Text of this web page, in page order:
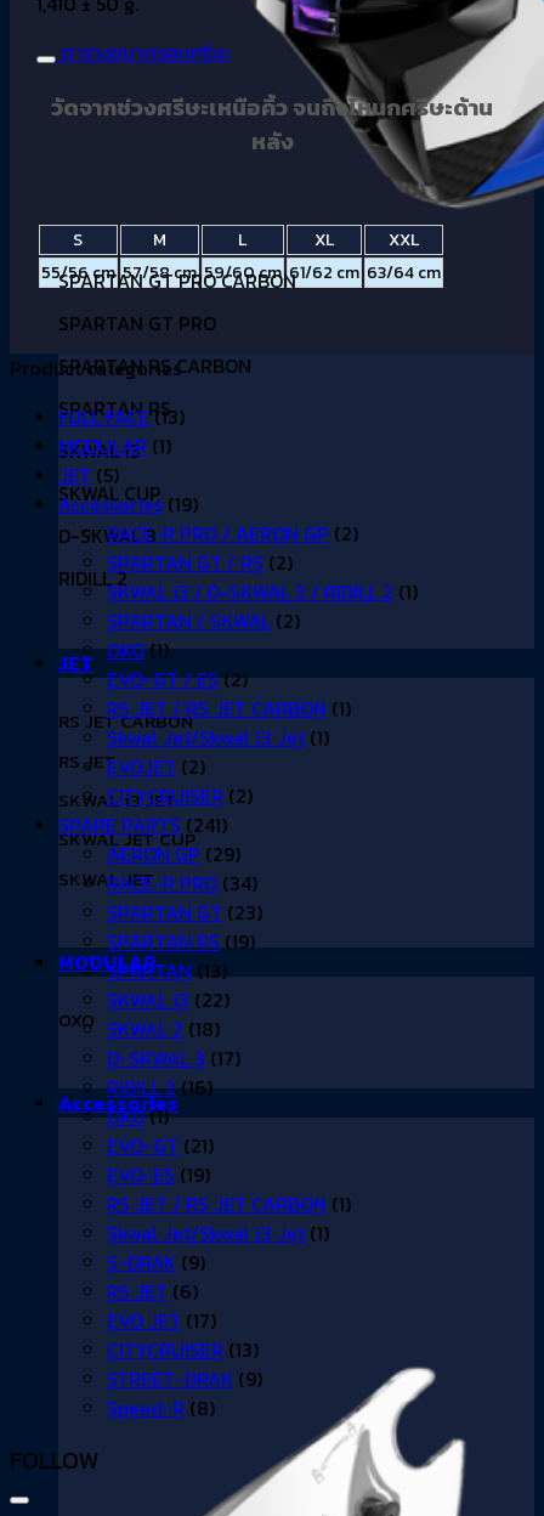
SPARTAN GT PRO CARBON
SPARTAN GT PRO
SPARTAN RS CARBON
SPARTAN RS
SKWAL i3
SKWAL CUP
D-SKWAL 3
RIDILL 2
JET
RS JET CARBON
RS JET
SKWAL i3 JET
SKWAL JET CUP
SKWAL JET
MODULAR
OXO
Accessories
ตารางขนาดรอบศรีษะ
วัดจากช่วงศรีษะเหนือคิ้ว จนถึงโหนกศรีษะด้าน
หลัง
S M L XL
XXL
55/56 cm 57/58 cm 59/60 cm 61/62 cm 63/64 cm
Product categories
FULL FACE(13)
MODULAR (1)
JET (5)
Accessories (19)
RACE-R PRO / AERON GP (2)
SPARTAN GT / RS (2)
SKWAL i3 / D-SKWAL 3 / RIDILL 2 (1)
SPARTAN / SKWAL (2)
OXO (1)
EVO-GT / ES (2)
RS JET / RS JET CARBON (1)
Skwal Jet/Skwal i3 Jet (1)
EVOJET (2)
CITYCRUISER (2)
SPARE PARTS (241)
AERON GP (29)
RACE-R PRO (34)
SPARTAN GT (23)
SPARTAN RS (19)
SPARTAN (13)
SKWAL i3 (22)
SKWAL 2 (18)
D-SKWAL 3 (17)
RIDILL 2 (16)
OXO(1)
EVO-GT (21)
EVO-ES (19)
RS JET / RS JET CARBON (1)
Skwal Jet/Skwal i3 Jet (1)
S-DRAK (9)
RS JET (6)
EVO JET (17)
CITYCRUISER (13)
STREET-DRAK (9)
Speed-R (8)
FOLLOW